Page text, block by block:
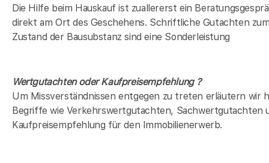
Die Hilfe beim Hauskauf ist zuallererst ein
direkt am Ort des Geschehens. Schriftliche Gutachten
Zustand der Bausubstanz sind eine Sonderleistung
Wertgutachten oder Kaufpreisempfehlung ?
Um Missverständnissen entgegen zu treten erläutern wir
Begriffe wie Verkehrswertgutachten, Sachwertgutachten
Kaufpreisempfehlung für den Immobilienerwerb.